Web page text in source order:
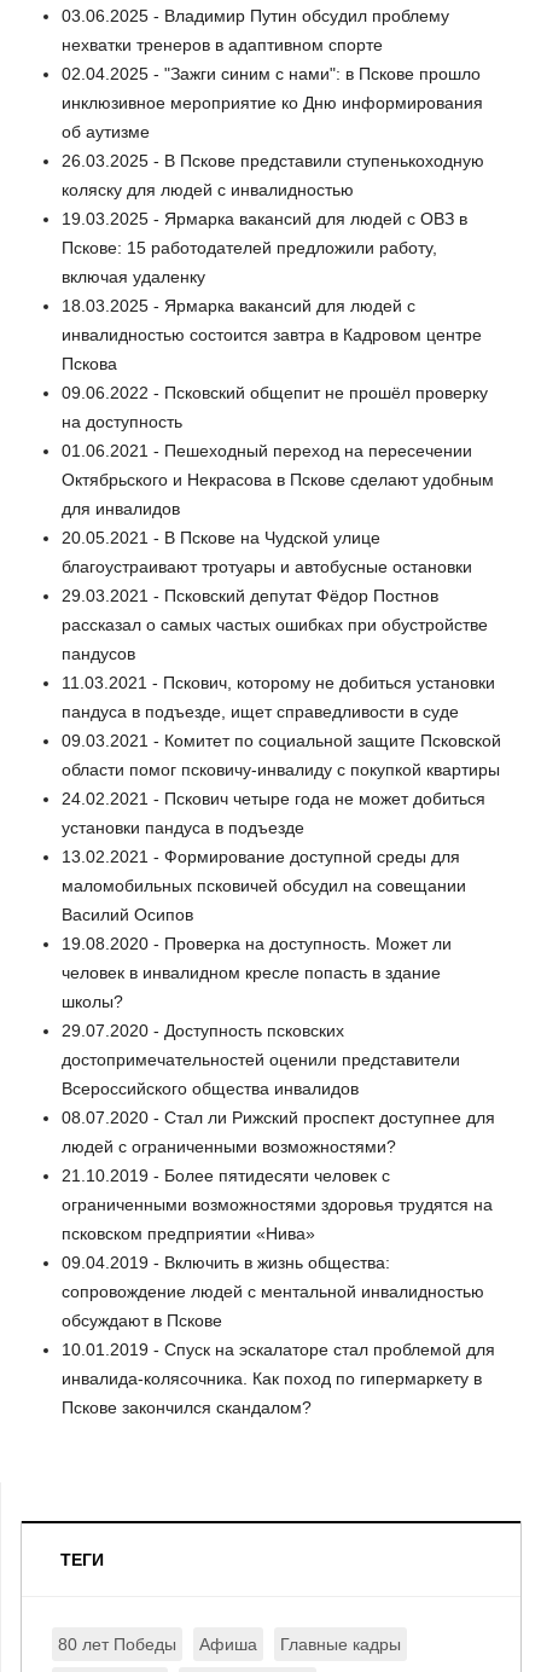
03.06.2025 - Владимир Путин обсудил проблему
нехватки тренеров в адаптивном спорте
02.04.2025 - "Зажги синим с нами": в Пскове прошло
инклюзивное мероприятие ко Дню информирования
об аутизме
26.03.2025 - В Пскове представили ступенькоходную
коляску для людей с инвалидностью
19.03.2025 - Ярмарка вакансий для людей с ОВЗ в
Пскове: 15 работодателей предложили работу,
включая удаленку
18.03.2025 - Ярмарка вакансий для людей с
инвалидностью состоится завтра в Кадровом центре
Пскова
09.06.2022 - Псковский общепит не прошёл проверку
на доступность
01.06.2021 - Пешеходный переход на пересечении
Октябрьского и Некрасова в Пскове сделают удобным
для инвалидов
20.05.2021 - В Пскове на Чудской улице
благоустраивают тротуары и автобусные остановки
29.03.2021 - Псковский депутат Фёдор Постнов
рассказал о самых частых ошибках при обустройстве
пандусов
11.03.2021 - Пскович, которому не добиться установки
пандуса в подъезде, ищет справедливости в суде
09.03.2021 - Комитет по социальной защите Псковской
области помог псковичу-инвалиду с покупкой квартиры
24.02.2021 - Пскович четыре года не может добиться
установки пандуса в подъезде
13.02.2021 - Формирование доступной среды для
маломобильных псковичей обсудил на совещании
Василий Осипов
19.08.2020 - Проверка на доступность. Может ли
человек в инвалидном кресле попасть в здание
школы?
29.07.2020 - Доступность псковских
достопримечательностей оценили представители
Всероссийского общества инвалидов
08.07.2020 - Стал ли Рижский проспект доступнее для
людей с ограниченными возможностями?
21.10.2019 - Более пятидесяти человек с
ограниченными возможностями здоровья трудятся на
псковском предприятии «Нива»
09.04.2019 - Включить в жизнь общества:
сопровождение людей с ментальной инвалидностью
обсуждают в Пскове
10.01.2019 - Спуск на эскалаторе стал проблемой для
инвалида-колясочника. Как поход по гипермаркету в
Пскове закончился скандалом?
ТЕГИ
80 лет Победы Афиша Главные кадры